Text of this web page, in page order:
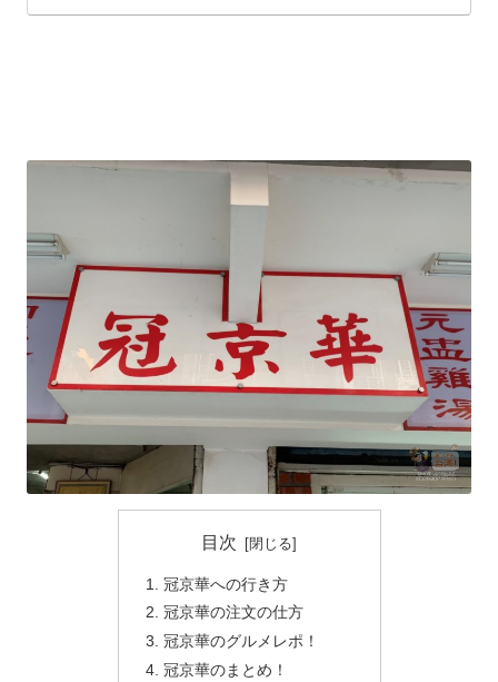
目次
冠京華への行き方
冠京華の注文の仕方
冠京華のグルメレポ！
冠京華のまとめ！